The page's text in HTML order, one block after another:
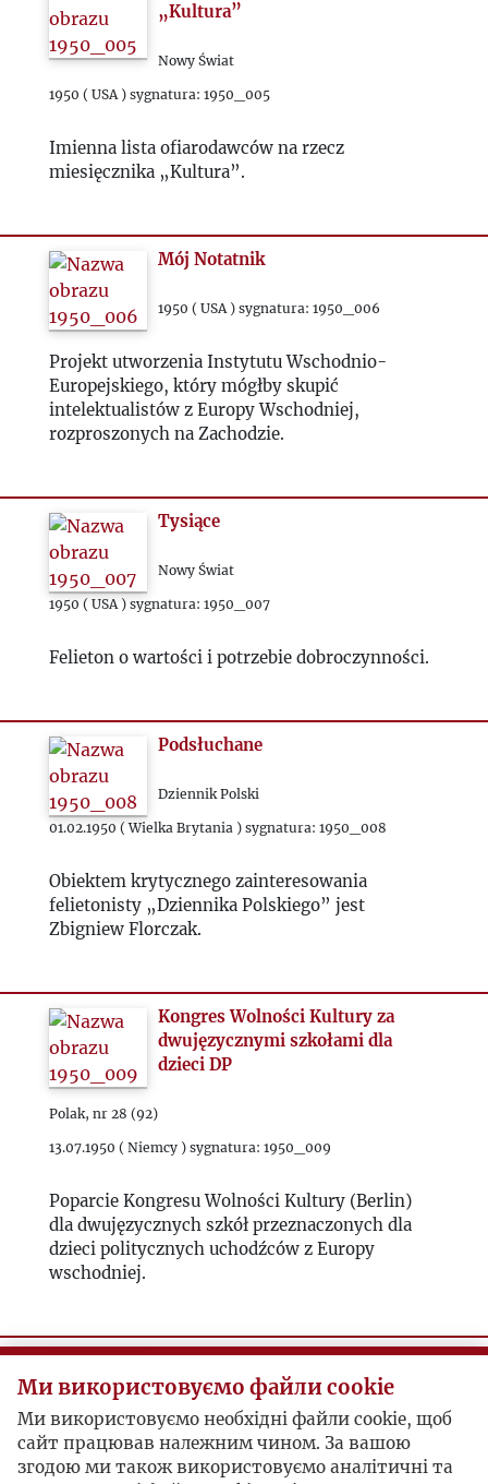
1978
1981
1982
1990
1992
2000
„Kultura”
Nowy Świat
1950 ( USA ) sygnatura: 1950_005
Imienna lista ofiarodawców na rzecz
miesięcznika „Kultura”.
Mój Notatnik
1950 ( USA ) sygnatura: 1950_006
Projekt utworzenia Instytutu Wschodnio-
Europejskiego, który mógłby skupić
intelektualistów z Europy Wschodniej,
rozproszonych na Zachodzie.
Tysiące
Nowy Świat
1950 ( USA ) sygnatura: 1950_007
Felieton o wartości i potrzebie dobroczynności.
Podsłuchane
Dziennik Polski
01.02.1950 ( Wielka Brytania ) sygnatura: 1950_008
Obiektem krytycznego zainteresowania
felietonisty „Dziennika Polskiego” jest
Zbigniew Florczak.
Kongres Wolności Kultury za
dwujęzycznymi szkołami dla
dzieci DP
Polak, nr 28 (92)
13.07.1950 ( Niemcy ) sygnatura: 1950_009
Poparcie Kongresu Wolności Kultury (Berlin)
dla dwujęzycznych szkół przeznaczonych dla
dzieci politycznych uchodźców z Europy
wschodniej.
Pacyfikacja polskiego komunizmu
Informacja Prasowa
1950 sygnatura: 1950_010
Ми використовуємо файли cookie
Ми використовуємо необхідні файли cookie, щоб
сайт працював належним чином. За вашою
згодою ми також використовуємо аналітичні та